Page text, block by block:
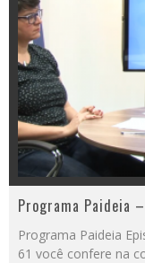
Programa Paideia
Programa Paideia
61 você confere na